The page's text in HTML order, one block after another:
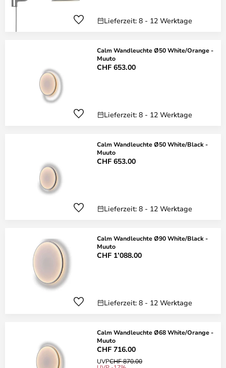
Lieferzeit: 8 - 12 Werktage
Calm Wandleuchte Ø50 White/Orange -
Muuto
CHF 653.00
Lieferzeit: 8 - 12 Werktage
Calm Wandleuchte Ø50 White/Black -
Muuto
CHF 653.00
Lieferzeit: 8 - 12 Werktage
Calm Wandleuchte Ø90 White/Black -
Muuto
CHF 1’088.00
Lieferzeit: 8 - 12 Werktage
Calm Wandleuchte Ø68 White/Orange -
Muuto
CHF 716.00
UVPCHF 870.00